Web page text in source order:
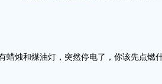
烛和煤油灯，突然停电了，你该先点燃